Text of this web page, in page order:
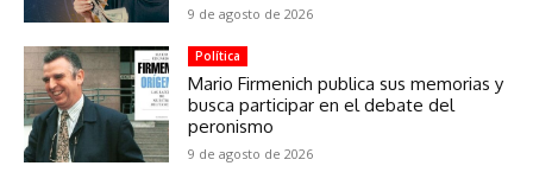
9 de agosto de 2026
Política
Mario Firmenich publica sus memorias y
busca participar en el debate del
peronismo
9 de agosto de 2026